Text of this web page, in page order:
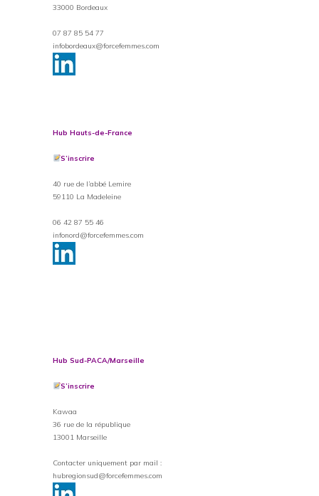
33000 Bordeaux
07 87 85 54 77
infobordeaux@forcefemmes.com
Hub Hauts-de-France
S’inscrire
40 rue de l’abbé Lemire
59110 La Madeleine
06 42 87 55 46
infonord@forcefemmes.com
Hub Sud-PACA/Marseille
S’inscrire
Kawaa
36 rue de la république
13001 Marseille
Contacter uniquement par mail :
hubregionsud@forcefemmes.com